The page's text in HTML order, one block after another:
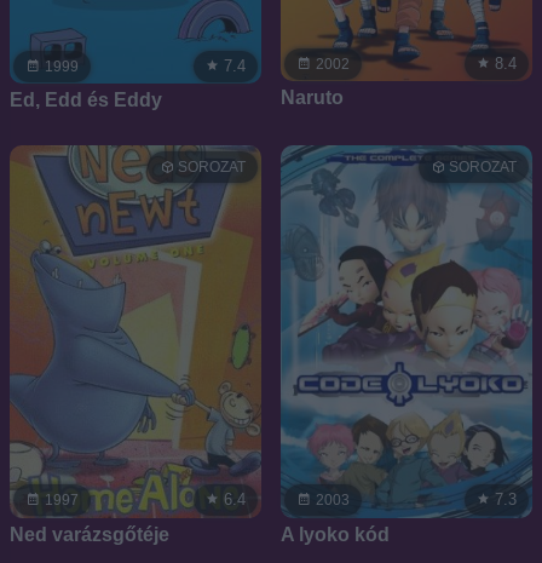
1999 7.4
Ed, Edd és Eddy
2002 8.4
Naruto
1997
SOROZAT
6.4
Ned varázsgőtéje
2003
SOROZAT
7.3
A lyoko kód